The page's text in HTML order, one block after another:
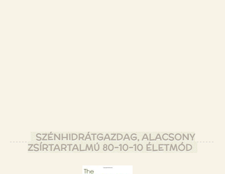
SZÉNHIDRÁTGAZDAG, ALACSONY
ZSÍRTARTALMÚ 80-10-10 ÉLETMÓD